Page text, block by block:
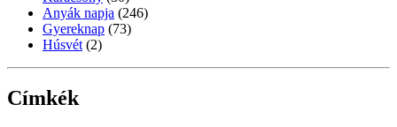
Anyák napja (246)
Gyereknap (73)
Húsvét (2)
Címkék